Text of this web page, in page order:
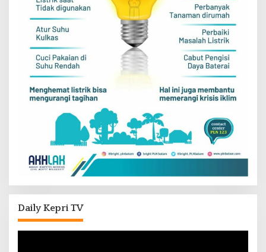
Daily Kepri TV